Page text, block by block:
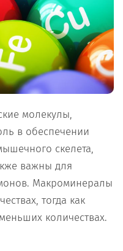
молекулы,
в обеспечении
скелета,
важны для
Макроминералы
тогда как
количествах.